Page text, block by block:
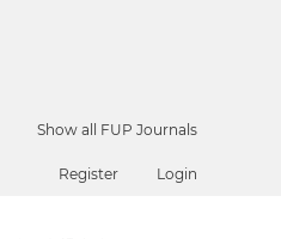
Show all FUP Journals
Register Login